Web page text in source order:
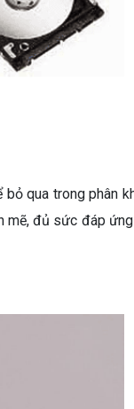
qua trong phân
mẽ, đủ sức đáp